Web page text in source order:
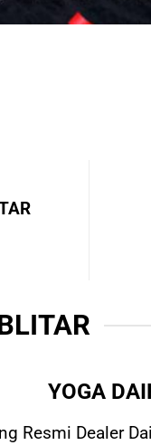
YOGA
Resmi Dealer